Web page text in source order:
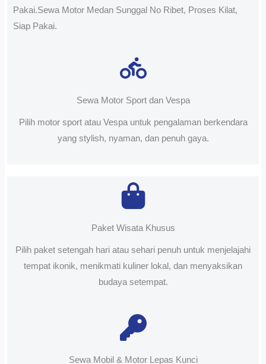
Pakai.Sewa Motor Medan Sunggal No Ribet, Proses Kilat,
Siap Pakai.
Sewa Motor Sport dan Vespa
Pilih motor sport atau Vespa untuk pengalaman berkendara
yang stylish, nyaman, dan penuh gaya.
Paket Wisata Khusus
Pilih paket setengah hari atau sehari penuh untuk menjelajahi
tempat ikonik, menikmati kuliner lokal, dan menyaksikan
budaya setempat.
Sewa Mobil & Motor Lepas Kunci